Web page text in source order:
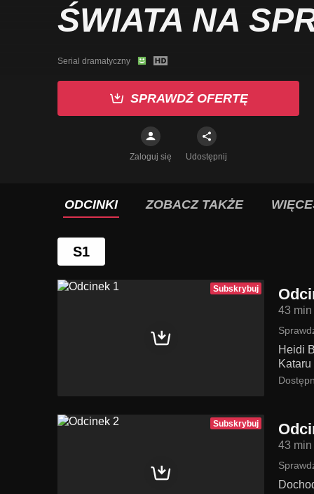
ŚWIATA NA
Serial dramatyczny
SPRAWDŹ OFERTĘ
Zaloguj się Udostępnij
ODCINKI ZOBACZ TAKŻE
S1
Subskrybuj
43 min
Heidi
Subskrybuj
43 min